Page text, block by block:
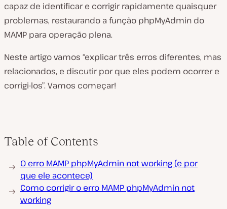
capaz de identificar e corrigir rapidamente quaisquer
problemas, restaurando a função phpMyAdmin do
MAMP para operação plena.
Neste artigo vamos “explicar três erros diferentes, mas
relacionados, e discutir por que eles podem ocorrer e
corrigi-los”. Vamos começar!
Table of Contents
O erro MAMP phpMyAdmin not working (e por
que ele acontece)
Como corrigir o erro MAMP phpMyAdmin not
working